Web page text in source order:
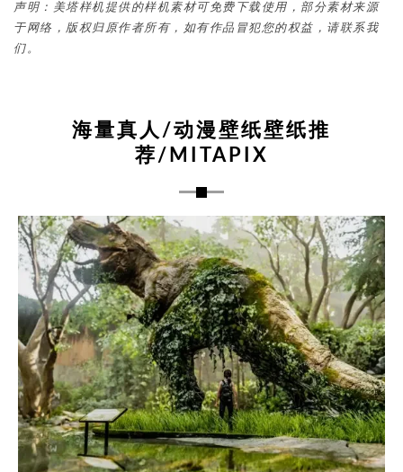
声明：美塔样机提供的样机素材可免费下载使用，部分素材来源
于网络，版权归原作者所有，如有作品冒犯您的权益，请联系我
们。
海量真人/动漫壁纸壁纸推
荐/MITAPIX